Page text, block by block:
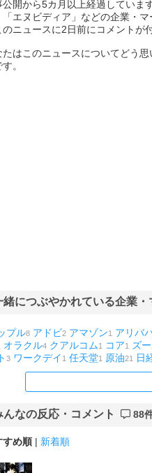
公開から5カ月以上経過していま
「エヌビディア」などの企業・
のニュースに2日前にコメントが
たはこのニュースについてどう
。
緒につぶやかれている企業・
プル8 アドビ2 アマゾン1 アリバ
オラクル4 クアルコム1 コア1 ズ
3 ワークデイ 1 任天堂1 原油21 日
んなの反応・コメント 88
すめ順 | 新着順